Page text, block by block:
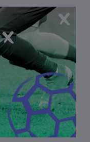
13.30.-15.30.